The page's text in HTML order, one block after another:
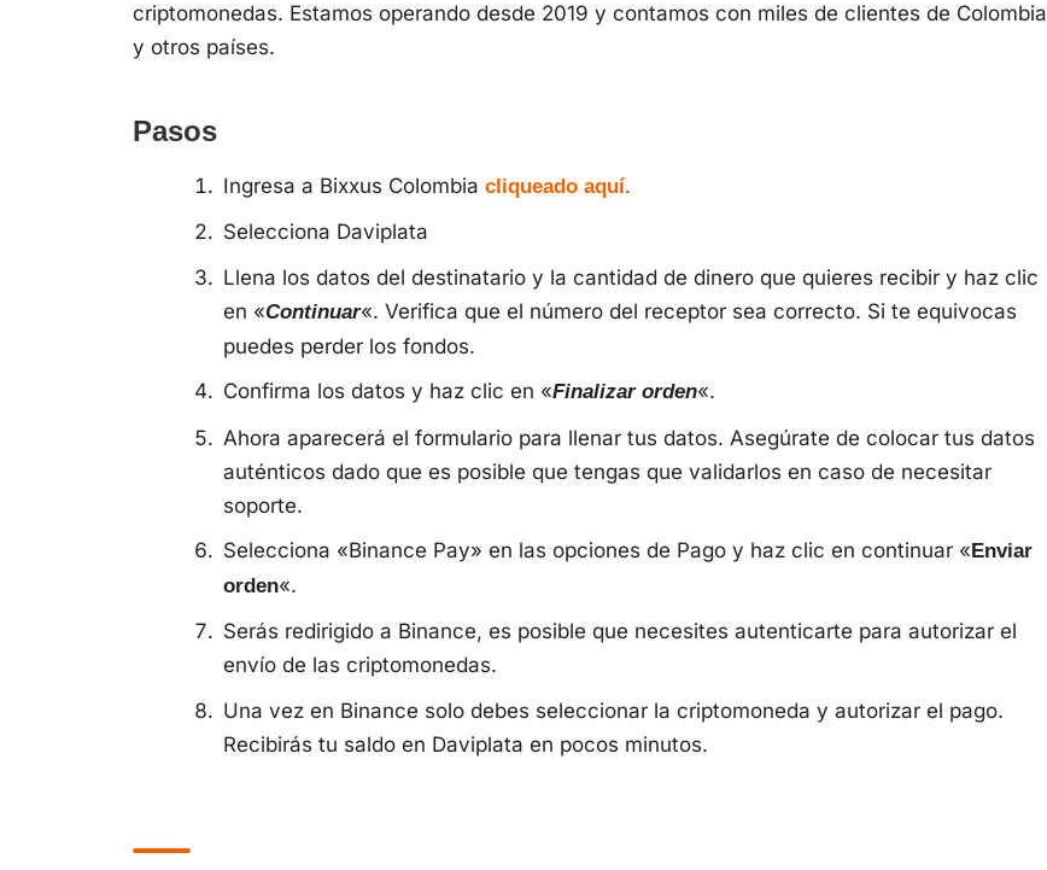
criptomonedas. Estamos operando desde 2019 y contamos con miles de clientes de Colombia
y otros países.
Pasos
Ingresa a Bixxus Colombia cliqueado aquí.
Selecciona Daviplata
Llena los datos del destinatario y la cantidad de dinero que quieres recibir y haz clic
en «Continuar«. Verifica que el número del receptor sea correcto. Si te equivocas
puedes perder los fondos.
Confirma los datos y haz clic en «Finalizar orden«.
Ahora aparecerá el formulario para llenar tus datos. Asegúrate de colocar tus datos
auténticos dado que es posible que tengas que validarlos en caso de necesitar
soporte.
Selecciona «Binance Pay» en las opciones de Pago y haz clic en continuar «Enviar
orden«.
Serás redirigido a Binance, es posible que necesites autenticarte para autorizar el
envío de las criptomonedas.
Una vez en Binance solo debes seleccionar la criptomoneda y autorizar el pago.
Recibirás tu saldo en Daviplata en pocos minutos.